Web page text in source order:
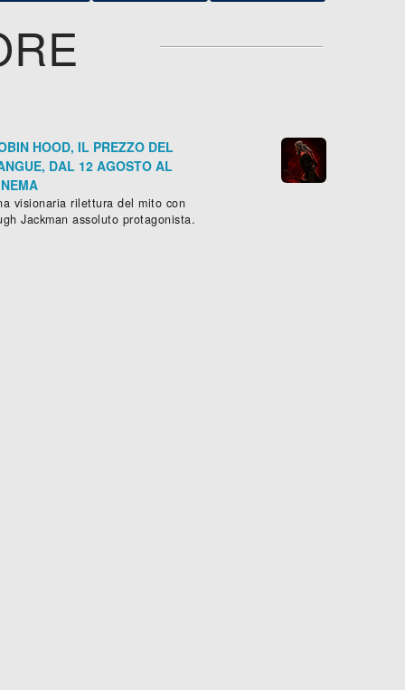
HOOD, IL PREZZO DEL
DAL 12 AGOSTO AL
visionaria rilettura del mito con
Jackman assoluto protagonista.